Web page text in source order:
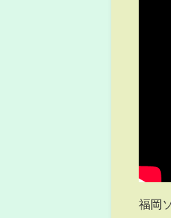
福岡